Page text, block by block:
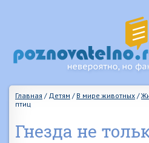
Главная / Детям / В мире животных /
птиц
Гнезда не